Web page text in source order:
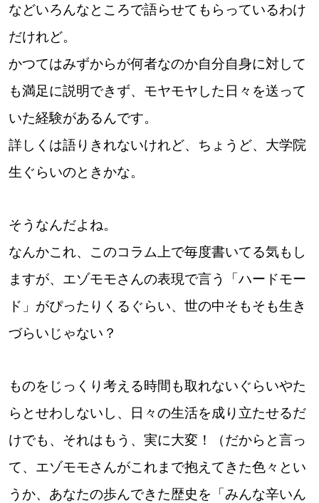
などいろんなところで語らせてもらっているわけ
だけれど。
かつてはみずからが何者なのか自分自身に対して
も満足に説明できず、モヤモヤした日々を送って
いた経験があるんです。
詳しくは語りきれないけれど、ちょうど、大学院
生ぐらいのときかな。
そうなんだよね。
なんかこれ、このコラム上で毎度書いてる気もし
ますが、エゾモモさんの表現で言う「ハードモー
ド」がぴったりくるぐらい、世の中そもそも生き
づらいじゃない？
ものをじっくり考える時間も取れないぐらいやた
らとせわしないし、日々の生活を成り立たせるだ
けでも、それはもう、実に大変！（だからと言っ
て、エゾモモさんがこれまで抱えてきた色々とい
うか、あなたの歩んできた歴史を「みんな辛いん